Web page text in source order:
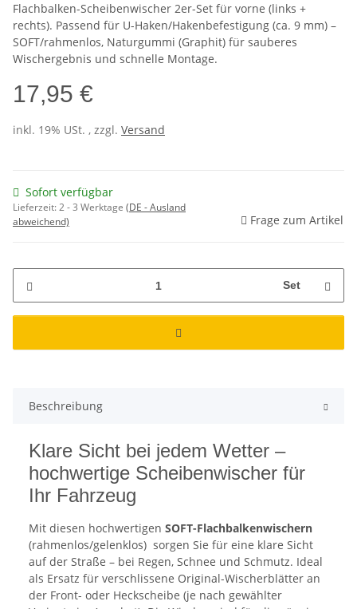
Flachbalken-Scheibenwischer 2er-Set für vorne (links +
rechts). Passend für U-Haken/Hakenbefestigung (ca. 9 mm) –
SOFT/rahmenlos, Naturgummi (Graphit) für sauberes
Wischergebnis und schnelle Montage.
17,95 €
inkl. 19% USt. , zzgl. Versand
Sofort verfügbar
Lieferzeit:2 - 3 Werktage (DE - Ausland
abweichend)
Frage zum Artikel
Set
Beschreibung
Klare Sicht bei jedem Wetter –
hochwertige Scheibenwischer für
Ihr Fahrzeug
Mit diesen hochwertigen SOFT-Flachbalkenwischern
(rahmenlos/gelenklos) sorgen Sie für eine klare Sicht
auf der Straße – bei Regen, Schnee und Schmutz. Ideal
als Ersatz für verschlissene Original-Wischerblätter an
der Front- oder Heckscheibe (je nach gewählter